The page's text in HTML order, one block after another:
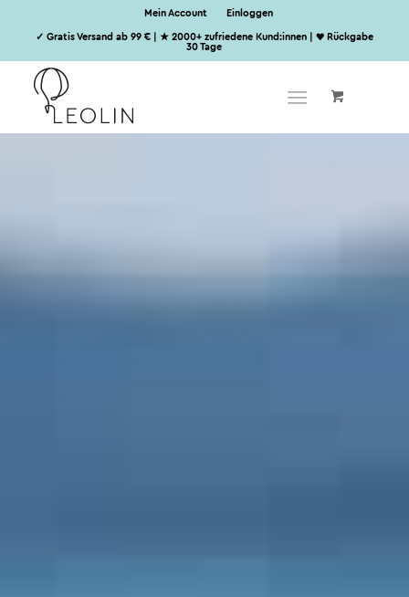
Mein Account Einloggen
✓ Gratis Versand ab 99 € | ★ 2000+ zufriedene Kund:innen | ♥ Rückgabe
30 Tage